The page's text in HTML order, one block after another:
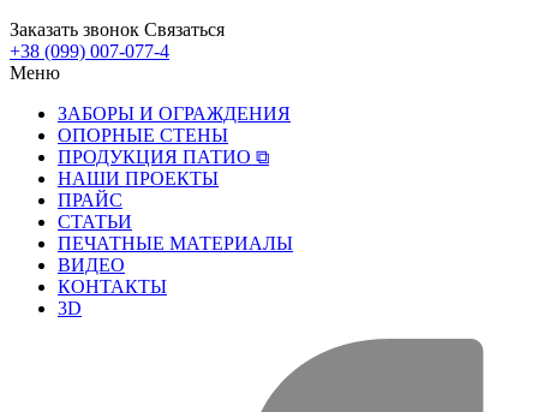
Заказать звонок Связаться
+38 (099) 007-077-4
Меню
ЗАБОРЫ И ОГРАЖДЕНИЯ
ОПОРНЫЕ СТЕНЫ
ПРОДУКЦИЯ ПАТИО ⧉
НАШИ ПРОЕКТЫ
ПРАЙС
СТАТЬИ
ПЕЧАТНЫЕ МАТЕРИАЛЫ
ВИДЕО
КОНТАКТЫ
3D